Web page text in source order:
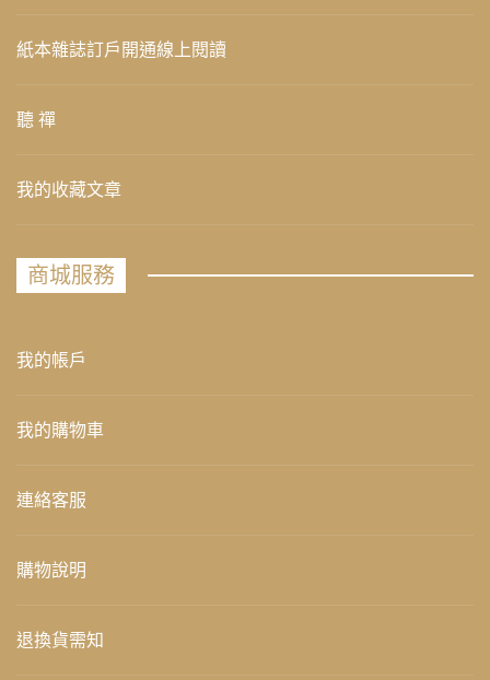
紙本雜誌訂戶開通線上閱讀
聽 禪
我的收藏文章
商城服務
我的帳戶
我的購物車
連絡客服
購物說明
退換貨需知